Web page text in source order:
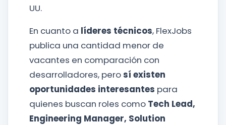
UU.
En cuanto a líderes técnicos, FlexJobs
publica una cantidad menor de
vacantes en comparación con
desarrolladores, perosí existen
oportunidades interesantes para
quienes buscan roles como Tech Lead,
Engineering Manager, Solution